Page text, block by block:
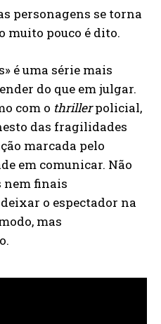
personagens se torna
muito pouco é dito.
é uma série mais
do que em julgar.
com o thrillerpolicial,
das fragilidades
marcada pelo
em comunicar. Não
nem finais
o espectador na
mas